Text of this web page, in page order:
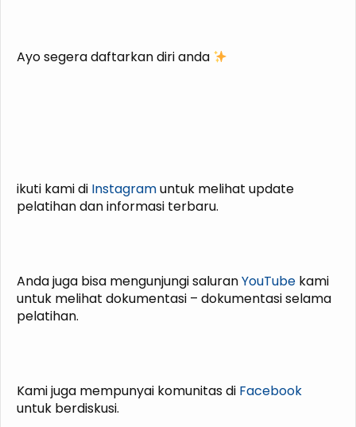
Ayo segera daftarkan diri anda
ikuti kami di Instagramuntuk melihat update
pelatihan dan informasi terbaru.
Anda juga bisa mengunjungi saluranYouTube kami
untuk melihat dokumentasi – dokumentasi selama
pelatihan.
Kami juga mempunyai komunitas di Facebook
untuk berdiskusi.